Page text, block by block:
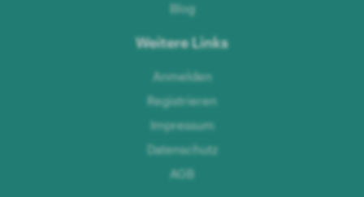
Blog
Weitere Links
Anmelden
Registrieren
Impressum
Datenschutz
AGB